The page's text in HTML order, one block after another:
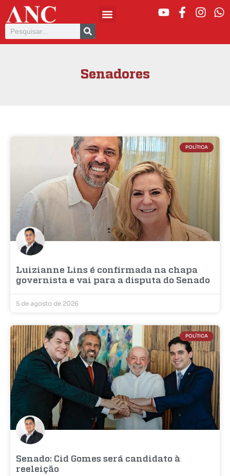
Senadores
POLÍTICA
Luizianne Lins é confirmada na chapa
governista e vai para a disputa do Senado
5 de agosto de 2026
POLÍTICA
Senado: Cid Gomes será candidato à
reeleição